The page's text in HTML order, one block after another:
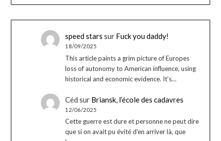
speed stars sur Fuck you daddy!
18/09/2025
This article paints a grim picture of Europes
loss of autonomy to American influence, using
historical and economic evidence. It’s…
Céd sur Briansk, l’école des cadavres
12/06/2025
Cette guerre est dure et personne ne peut dire
que si on avait pu évité d'en arriver là, que